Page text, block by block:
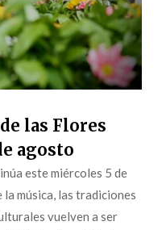
las Flores
agosto
este miércoles 5 de
la música, las tradiciones
vuelven a ser